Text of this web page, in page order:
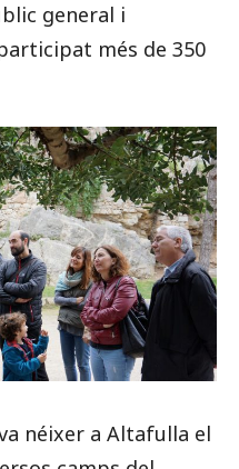
general i
més de 350
néixer a Altafulla el